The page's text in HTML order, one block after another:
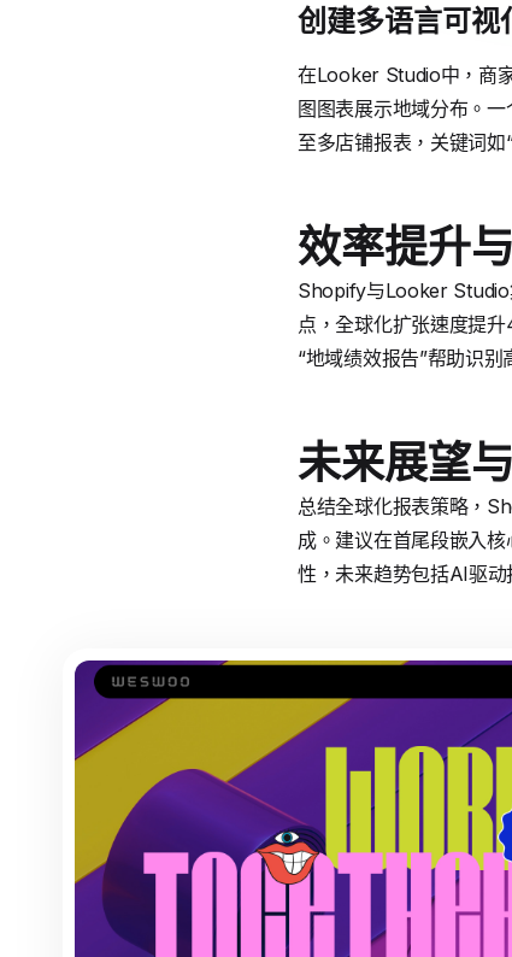
创建多语言可视
在Looker Studio中，商
图图表展示地域分布。
至多店铺报表，关键词
效率提升
Shopify与Looker Studio
点，全球化扩张速度提
“地域绩效报告”帮助识
未来展望
总结全球化报表策略，
成。建议在首尾段嵌入
性，未来趋势包括AI驱动